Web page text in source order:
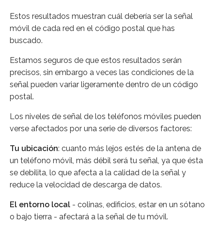
Estos resultados muestran cuál debería ser la señal
móvil de cada red en el código postal que has
buscado.
Estamos seguros de que estos resultados serán
precisos, sin embargo a veces las condiciones de la
señal pueden variar ligeramente dentro de un código
postal.
Los niveles de señal de los teléfonos móviles pueden
verse afectados por una serie de diversos factores:
Tu ubicación: cuanto más lejos estés de la antena de
un teléfono móvil, más débil será tu señal, ya que ésta
se debilita, lo que afecta a la calidad de la señal y
reduce la velocidad de descarga de datos.
El entorno local - colinas, edificios, estar en un sótano
o bajo tierra - afectará a la señal de tu móvil.